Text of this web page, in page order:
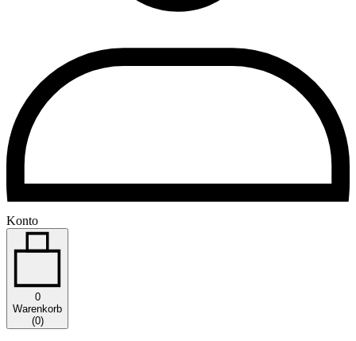
Konto
0
Warenkorb
(0)